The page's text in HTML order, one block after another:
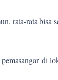
rata-rata bisa
di